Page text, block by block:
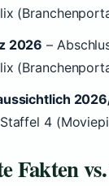
2026 –
4
Fakten